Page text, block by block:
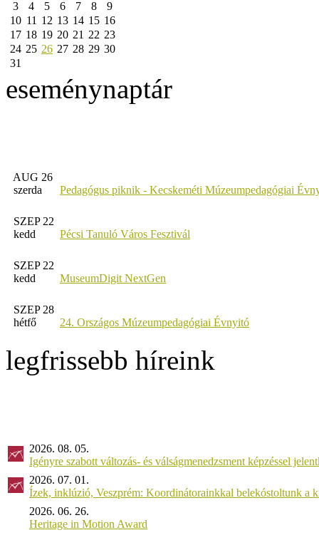
3 4 5 6 7 8
9
10 11 12 13 14 15 16
17 18 19 20 21 22 23
24 25 26 27 28 29 30
31
eseménynaptár
AUG 26
szerda
Pedagógus piknik - Kecskeméti Múzeumpedagógiai
SZEP 22
kedd
Pécsi Tanuló Város Fesztivál
SZEP 22
kedd
MuseumDigit NextGen
SZEP 28
hétfő
24. Országos Múzeumpedagógiai Évnyitó
legfrissebb híreink
2026. 08. 05.
Igényre szabott változás- és válságmenedzsment képzéssel
2026. 07. 01.
Ízek, inklúzió, Veszprém: Koordinátorainkkal belekóstoltunk a
2026. 06. 26.
Heritage in Motion Award